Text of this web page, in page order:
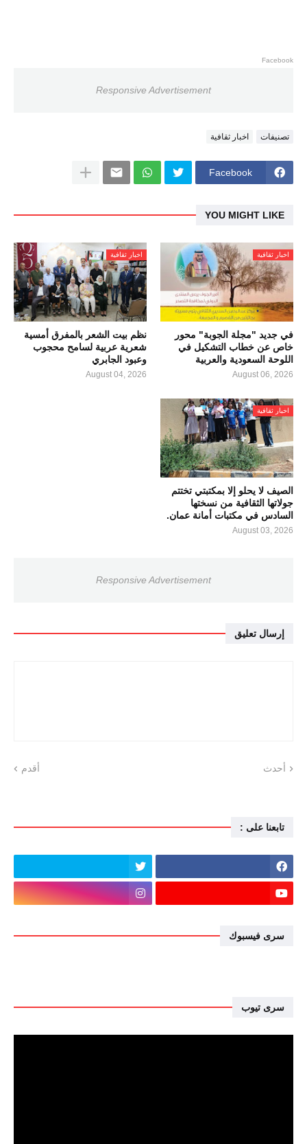
Facebook
Responsive Advertisement
تصنيفات اخبار ثقافية
Facebook
YOU MIGHT LIKE
اخبار ثقافية
في جديد "مجلة الجوبة" محور
خاص عن خطاب التشكيل في
اللوحة السعودية والعربية
August 06, 2026
اخبار ثقافية
نظم بيت الشعر بالمفرق أمسية
شعرية عربية لسامح محجوب
وعبود الجابري
August 04, 2026
اخبار ثقافية
الصيف لا يحلو إلا بمكتبتي تختتم
جولاتها الثقافية من نسختها
السادس في مكتبات أمانة عمان.
August 03, 2026
Responsive Advertisement
إرسال تعليق
أحدث أقدم
تابعنا على :
سرى فيسبوك
سرى تيوب